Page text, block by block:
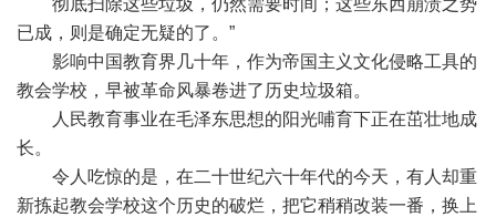
彻底扫除这些垃圾，仍然需要时间；这些东西崩溃之势
已成，则是确定无疑的了。”
影响中国教育界几十年，作为帝国主义文化侵略工具的
教会学校，早被革命风暴卷进了历史垃圾箱。
人民教育事业在毛泽东思想的阳光哺育下正在茁壮地成
长。
令人吃惊的是，在二十世纪六十年代的今天，有人却重
新拣起教会学校这个历史的破烂，把它稍稍改装一番，换上